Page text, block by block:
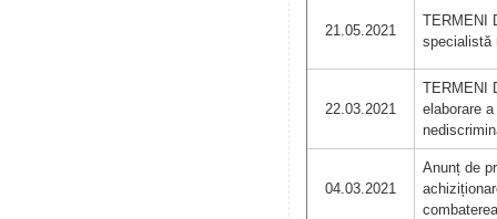
21.05.2021
TERMENI
specialistă
22.03.2021
TERMENI
elaborare
04.03.2021
Anunț de